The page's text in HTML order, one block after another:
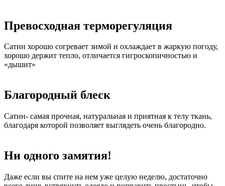
Превосходная терморегуляция
Сатин хорошо согревает зимой и охлаждает в жаркую погоду,
хорошо держит тепло, отличается гигроскопичностью и
«дышит»
Благородный блеск
Сатин- самая прочная, натуральная и приятная к телу ткань,
благодаря которой позволяет выглядеть очень благородно.
Ни одного замятия!
Даже если вы спите на нем уже целую неделю, достаточно